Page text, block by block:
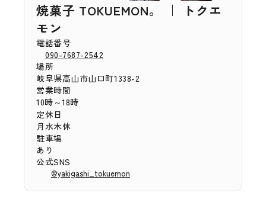
焼菓子 TOKUEMON。 ｜ トクエ
モン
電話番号
090-7687-2542
場所
岐阜県高山市山口町1338-2
営業時間
10時～18時
定休日
月水木休
駐車場
あり
公式SNS
@yakigashi_tokuemon